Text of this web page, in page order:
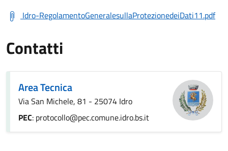
Idro-RegolamentoGeneralesullaProtezionedeiDati11.pdf
Contatti
Area Tecnica
Via San Michele, 81 - 25074 Idro
PEC: protocollo@pec.comune.idro.bs.it